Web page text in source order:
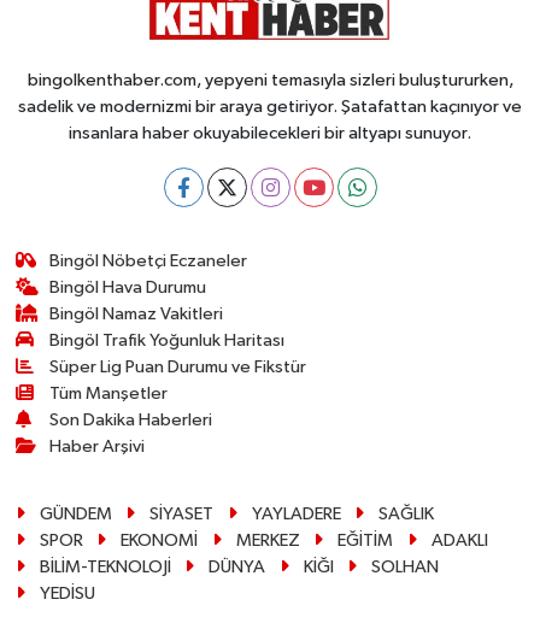
bingolkenthaber.com, yepyeni temasıyla sizleri buluştururken,
sadelik ve modernizmi bir araya getiriyor. Şatafattan kaçınıyor ve
insanlara haber okuyabilecekleri bir altyapı sunuyor.
Bingöl Nöbetçi Eczaneler
Bingöl Hava Durumu
Bingöl Namaz Vakitleri
Bingöl Trafik Yoğunluk Haritası
Süper Lig Puan Durumu ve Fikstür
Tüm Manşetler
Son Dakika Haberleri
Haber Arşivi
GÜNDEM SİYASET YAYLADERE
SAĞLIK
SPOR
EKONOMİ MERKEZ EĞİTİM
ADAKLI
BİLİM-TEKNOLOJİ
DÜNYA KİĞI
SOLHAN
YEDİSU